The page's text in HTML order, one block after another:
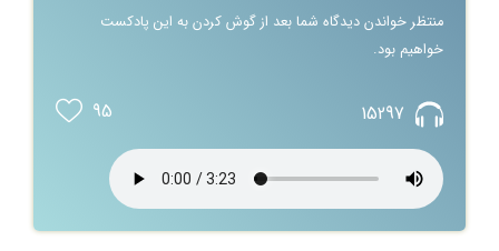
منتظر خواندن دیدگاه شما بعد از گوش کردن به این پادکست
خواهیم بود.
15297
95